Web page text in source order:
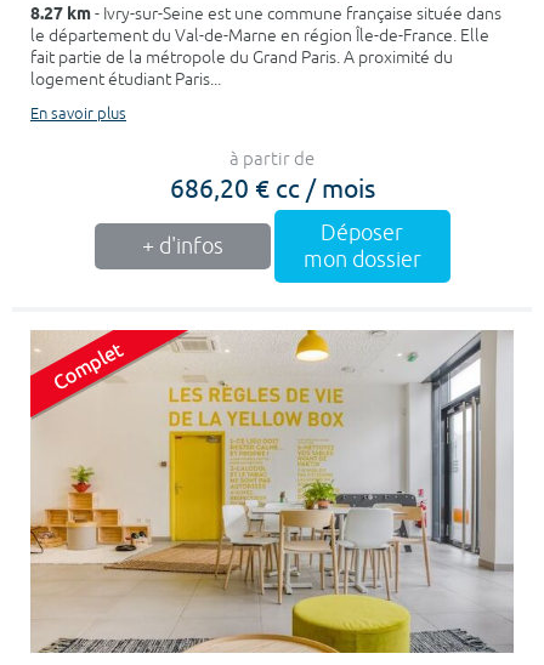
8.27 km- Ivry-sur-Seine est une commune française située dans
le département du Val-de-Marne en région Île-de-France. Elle
fait partie de la métropole du Grand Paris. A proximité du
logement étudiant Paris...
En savoir plus
à partir de
686,20 € cc / mois
+ d'infos
Déposer
mon dossier